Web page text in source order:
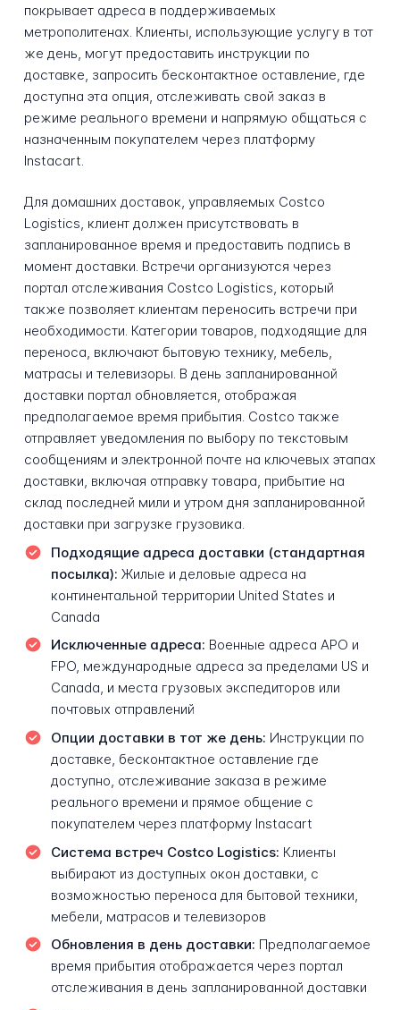
покрывает адреса в поддерживаемых
метрополитенах. Клиенты, использующие услугу в тот
же день, могут предоставить инструкции по
доставке, запросить бесконтактное оставление, где
доступна эта опция, отслеживать свой заказ в
режиме реального времени и напрямую общаться с
назначенным покупателем через платформу
Instacart.
Для домашних доставок, управляемых Costco
Logistics, клиент должен присутствовать в
запланированное время и предоставить подпись в
момент доставки. Встречи организуются через
портал отслеживания Costco Logistics, который
также позволяет клиентам переносить встречи при
необходимости. Категории товаров, подходящие для
переноса, включают бытовую технику, мебель,
матрасы и телевизоры. В день запланированной
доставки портал обновляется, отображая
предполагаемое время прибытия. Costco также
отправляет уведомления по выбору по текстовым
сообщениям и электронной почте на ключевых этапах
доставки, включая отправку товара, прибытие на
склад последней мили и утром дня запланированной
доставки при загрузке грузовика.
Подходящие адреса доставки (стандартная
посылка): Жилые и деловые адреса на
континентальной территории United States и
Canada
Исключенные адреса: Военные адреса APO и
FPO, международные адреса за пределами US и
Canada, и места грузовых экспедиторов или
почтовых отправлений
Опции доставки в тот же день: Инструкции по
доставке, бесконтактное оставление где
доступно, отслеживание заказа в режиме
реального времени и прямое общение с
покупателем через платформу Instacart
Система встреч Costco Logistics: Клиенты
выбирают из доступных окон доставки, с
возможностью переноса для бытовой техники,
мебели, матрасов и телевизоров
Обновления в день доставки: Предполагаемое
время прибытия отображается через портал
отслеживания в день запланированной доставки